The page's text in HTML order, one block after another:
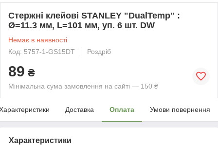
Стержні клейові STANLEY "DualTemp" :
Ø=11.3 мм, L=101 мм, уп. 6 шт. DW
Немає в наявності
Код: 5757-1-GS15DT
Роздріб
89 ₴
Мінімальна сума замовлення на сайті — 150 ₴
Доставка Оплата Умови повернення
Характеристики